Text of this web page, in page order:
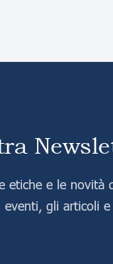
etiche e le novità
eventi, gli articoli e